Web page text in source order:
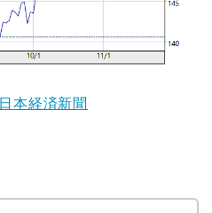
日本経済新聞